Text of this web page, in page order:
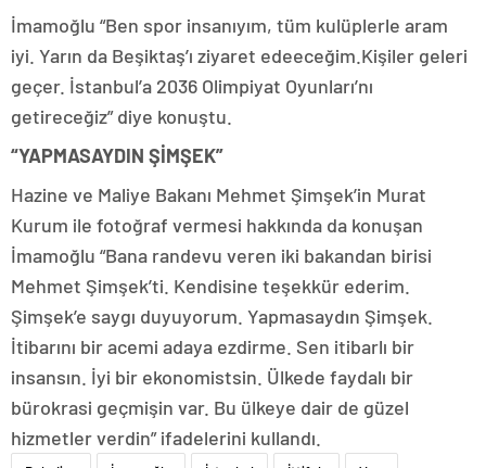
İmamoğlu “Ben spor insanıyım, tüm kulüplerle aram
iyi. Yarın da Beşiktaş’ı ziyaret edeeceğim.Kişiler geleri
geçer. İstanbul’a 2036 Olimpiyat Oyunları’nı
getireceğiz” diye konuştu.
“YAPMASAYDIN ŞİMŞEK”
Hazine ve Maliye Bakanı Mehmet Şimşek’in Murat
Kurum ile fotoğraf vermesi hakkında da konuşan
İmamoğlu “Bana randevu veren iki bakandan birisi
Mehmet Şimşek’ti. Kendisine teşekkür ederim.
Şimşek’e saygı duyuyorum. Yapmasaydın Şimşek.
İtibarını bir acemi adaya ezdirme. Sen itibarlı bir
insansın. İyi bir ekonomistsin. Ülkede faydalı bir
bürokrasi geçmişin var. Bu ülkeye dair de güzel
hizmetler verdin” ifadelerini kullandı.